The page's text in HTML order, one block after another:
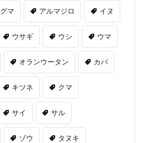
マ アルマジロ イヌ
ウサギ ウシ ウマ
オランウータン カバ
キツネ クマ
サイ サル
ゾウ タヌキ